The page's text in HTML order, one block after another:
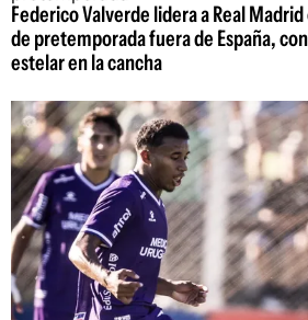
Federico Valverde lidera a Real
de pretemporada fuera de España,
estelar en la cancha